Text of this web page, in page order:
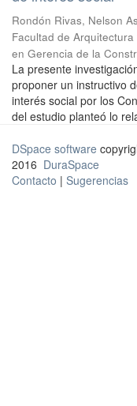
Rondón Rivas, Nelson
Facultad de
en Gerencia de la
La presente
proponer un instructivo
interés social por los
del estudio planteó lo
DSpace software
2016 DuraSpace
Contacto | Sugerencias